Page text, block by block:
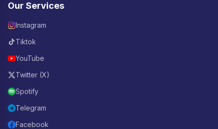
Our Services
Instagram
Tiktok
YouTube
Twitter (X)
Spotify
Telegram
Facebook